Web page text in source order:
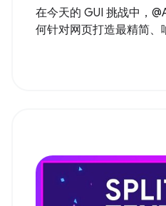
在今天的 GUI 挑战中，
何针对网页打造最精简、